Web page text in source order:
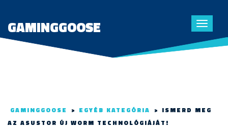
Toggle
GAMINGGOOSE
GAMINGGOOSE > EGYÉB KATEGÓRIA > ISMERD MEG
AZ ASUSTOR ÚJ WORM TECHNOLÓGIÁJÁT!